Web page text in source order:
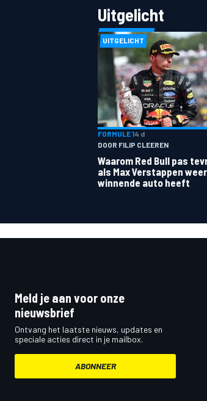
Uitgelicht
UITGELICHT
FORMULE 14 d
DOOR FILIP CLEEREN
Waarom Red Bull pas
als Max Verstappen
winnende auto heeft
Meld je aan voor onze
nieuwsbrief
Ontvang het laatste nieuws, updates en
speciale acties direct in je mailbox.
ABONNEER